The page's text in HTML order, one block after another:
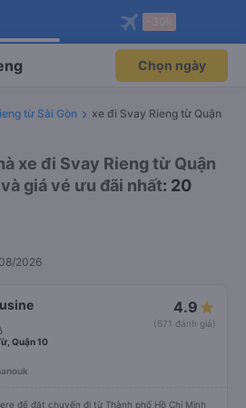
Vexere ngay!
đãi thành viên độc
Mở app
Vexere
khi đặt vé máy bay qua
Mở app
Chọn ngày
từ Sài Gòn
xe đi Svay Rieng từ Quận
xe đi Svay Rieng từ Quận
giá vé ưu đãi nhất: 20
2026
4.9
(671 đánh giá)
Quận 10
để đặt chuyến đi từ Thành phố Hồ Chí Minh